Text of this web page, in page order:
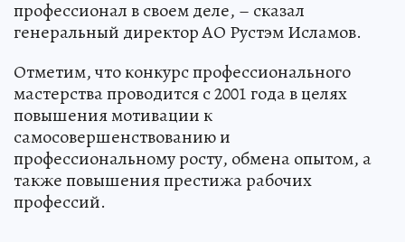
профессионал в своем деле, – сказал
генеральный директор АО Рустэм Исламов.
Отметим, что конкурс профессионального
мастерства проводится с 2001 года в целях
повышения мотивации к
самосовершенствованию и
профессиональному росту, обмена опытом, а
также повышения престижа рабочих
профессий.